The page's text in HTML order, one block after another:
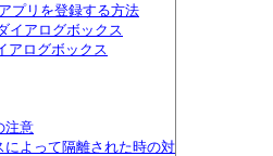
プリを登録する方法
イアログボックス
アログボックス
注意
よって隔離された時の対策